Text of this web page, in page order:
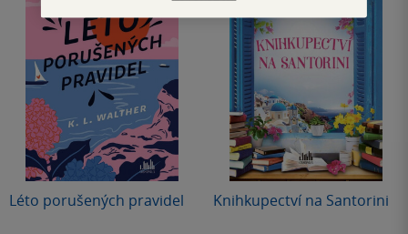
Léto porušených pravidel Knihkupectví na Santorini